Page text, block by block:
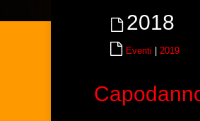
2018
Eventi 2019